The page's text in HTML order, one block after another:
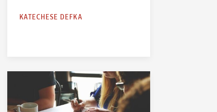
KATECHESE DEFKA